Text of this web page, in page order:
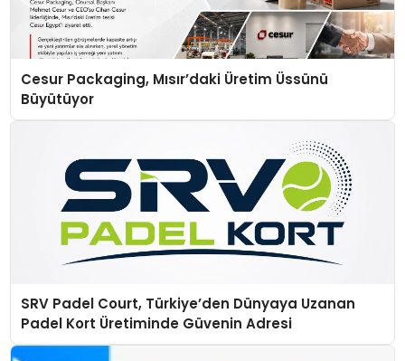
Cesur Packaging, Mısır’daki Üretim Üssünü
Büyütüyor
SRV Padel Court, Türkiye’den Dünyaya Uzanan
Padel Kort Üretiminde Güvenin Adresi